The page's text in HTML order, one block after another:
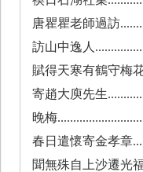
唐瞿瞿老師過訪
訪山中逸人
賦得天寒有鶴守梅
寄趙大庾先生
晚梅
春日遣懷寄金孝章
聞無殊自上沙遷光